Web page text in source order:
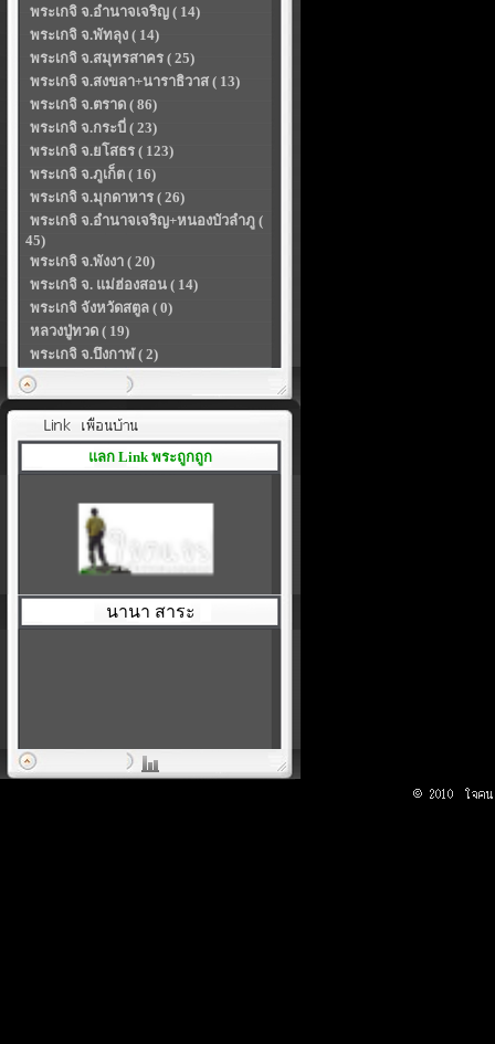
พระเกจิ จ.อำนาจเจริญ ( 14)
พระเกจิ จ.พัทลุง ( 14)
พระเกจิ จ.สมุทรสาคร ( 25)
พระเกจิ จ.สงขลา+นาราธิวาส ( 13)
พระเกจิ จ.ตราด ( 86)
พระเกจิ จ.กระบี่ ( 23)
พระเกจิ จ.ยโสธร ( 123)
พระเกจิ จ.ภูเก็ต ( 16)
พระเกจิ จ.มุกดาหาร ( 26)
พระเกจิ จ.อำนาจเจริญ+หนองบัวลำภู (
45)
พระเกจิ จ.พังงา ( 20)
พระเกจิ จ. แม่ฮ่องสอน ( 14)
พระเกจิ จังหวัดสตูล ( 0)
หลวงปู่ทวด ( 19)
พระเกจิ จ.บึงกาฬ ( 2)
แลก Link พระถูกถูก
นานา สาระ